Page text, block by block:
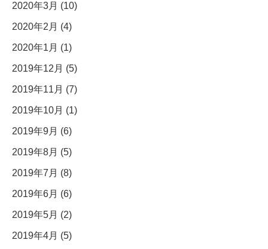
2020年3月 (10)
2020年2月 (4)
2020年1月 (1)
2019年12月 (5)
2019年11月 (7)
2019年10月 (1)
2019年9月 (6)
2019年8月 (5)
2019年7月 (8)
2019年6月 (6)
2019年5月 (2)
2019年4月 (5)